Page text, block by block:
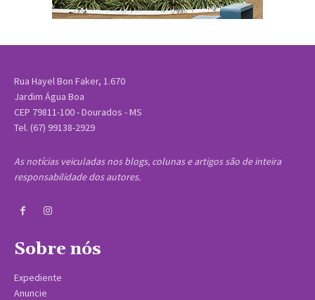
Rua Hayel Bon Faker, 1.670
Jardim Água Boa
CEP 79811-100 - Dourados - MS
Tel. (67) 99138-2929
As notícias veiculadas nos blogs, colunas e artigos são de inteira
responsabilidade dos autores.
Sobre nós
Expediente
Anuncie